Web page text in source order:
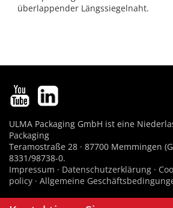
überlappender Längssiegelnaht.
ULMA Packaging GmbH ist eine
Packaging
Teramostraße 28 · 87700 Memmingen
8331/98738-0.
Impressum · Datenschutzerklärung ·
policy · Allgemeine